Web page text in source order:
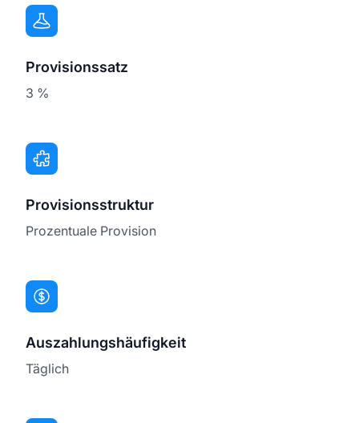
Provisionssatz
3 %
Provisionsstruktur
Prozentuale Provision
Auszahlungshäufigkeit
Täglich